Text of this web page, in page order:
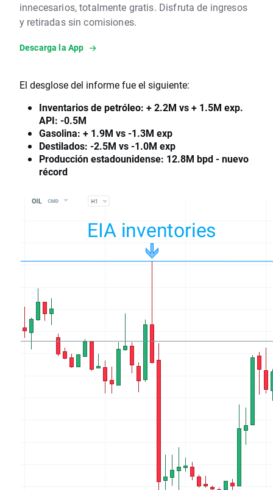
innecesarios, totalmente gratis. Disfruta de ingresos
y retiradas sin comisiones.
Descarga la App
El desglose del informe fue el siguiente:
Inventarios de petróleo: + 2.2M vs + 1.5M exp.
API: -0.5M
Gasolina: + 1.9M vs -1.3M exp
Destilados: -2.5M vs -1.0M exp
Producción estadounidense: 12.8M bpd - nuevo
récord